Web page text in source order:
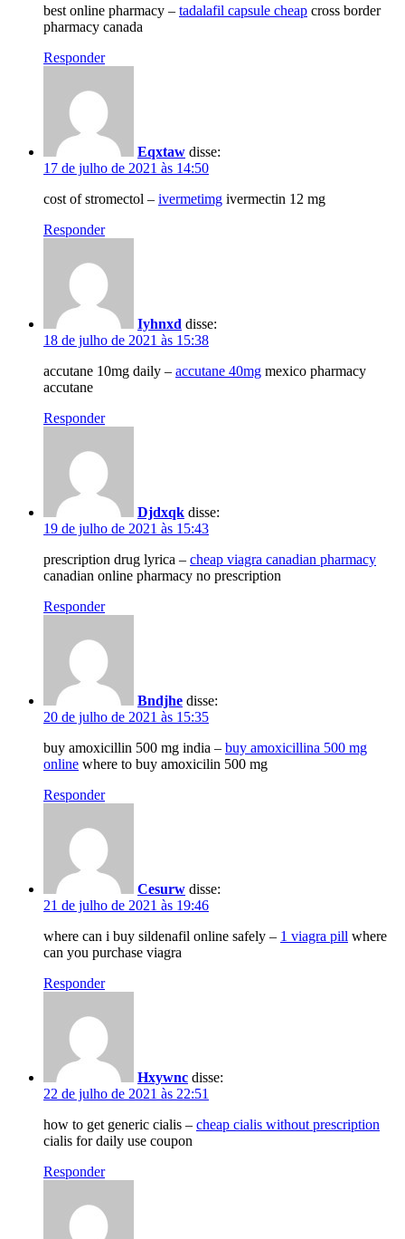
best online pharmacy – tadalafil capsule cheap cross border
pharmacy canada
Responder
Eqxtaw disse:
17 de julho de 2021 às 14:50
cost of stromectol – ivermetimg ivermectin 12 mg
Responder
Iyhnxd disse:
18 de julho de 2021 às 15:38
accutane 10mg daily – accutane 40mg mexico pharmacy
accutane
Responder
Djdxqk disse:
19 de julho de 2021 às 15:43
prescription drug lyrica – cheap viagra canadian pharmacy
canadian online pharmacy no prescription
Responder
Bndjhe disse:
20 de julho de 2021 às 15:35
buy amoxicillin 500 mg india – buy amoxicillina 500 mg
online where to buy amoxicilin 500 mg
Responder
Cesurw disse:
21 de julho de 2021 às 19:46
where can i buy sildenafil online safely – 1 viagra pill where
can you purchase viagra
Responder
Hxywnc disse:
22 de julho de 2021 às 22:51
how to get generic cialis – cheap cialis without prescription
cialis for daily use coupon
Responder